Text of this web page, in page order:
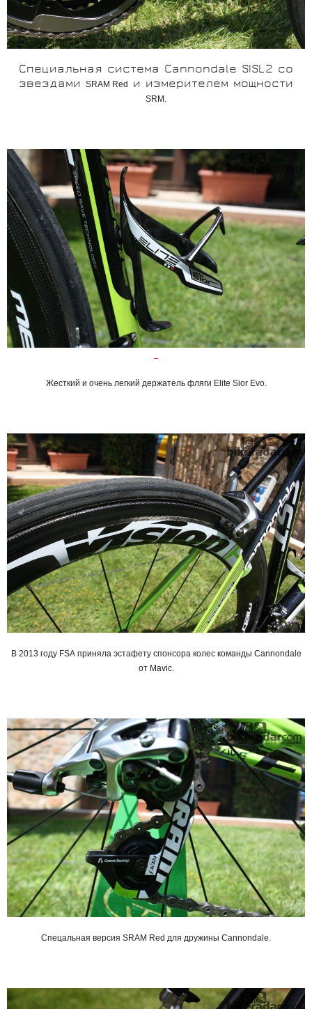
Специальная система Cannondale SISL2 со
звездами SRAM Red и измерителем мощности
SRM .
Жесткий и очень легкий держатель фляги Elite Sior Evo.
В 2013 году FSAприняла эстафету спонсора колес команды Cannondale
от Mavic.
Спецальная версия SRAM Red для дружины Cannondale